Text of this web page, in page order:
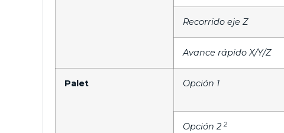
Recorrido eje Z
Avance rápido X/Y/Z
Palet Opción 1
Opción 2 2